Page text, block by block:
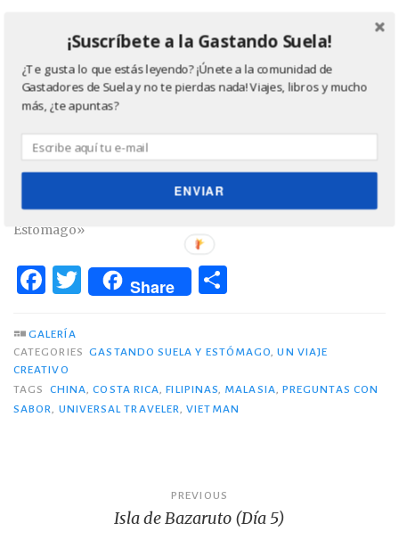
Relacionado
Sabor a ‘Los viajes por el
mundo’
22 agosto, 2015
Estómago»
Sabor a ‘Vamos de Viaje’
22 septiembre, 2015
Sabor a Alicia’s Own
En «Gastando Suela y
Estómago»
F
c
e
b
o
T
w
te
r
Share
m
p
ar
ti
GALERÍA
CATEGORIES GASTANDO SUELA Y ESTÓMAGO ,UN VIAJE
CREATIVO
TAGS
CHINA ,COSTA RICA ,FILIPINAS MALASIA PREGUNTAS CON
SABOR
UNIVERSAL TRAVELER ,VIETMAN
PREVIOUS
Isla de Bazaruto (Día 5)
¡Suscríbete a la Gastando Suela!
¿Te gusta lo que estás leyendo? ¡Únete a la comunidad de
Gastadores de Suela y no te pierdas nada! Viajes, libros y mucho
más, ¿te apuntas?
ENVIAR